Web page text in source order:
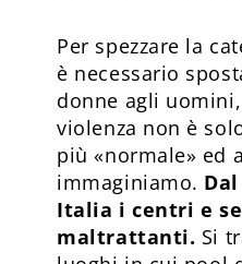
Per spezzare la
è necessario
donne agli
violenza non è
più «normale» ed
immaginiamo.
Italia i centri e
maltrattanti. Si